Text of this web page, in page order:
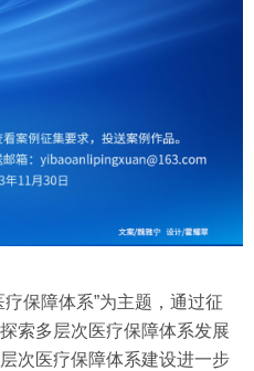
保障体系”为主题，通过征
索多层次医疗保障体系发展
次医疗保障体系建设进一步